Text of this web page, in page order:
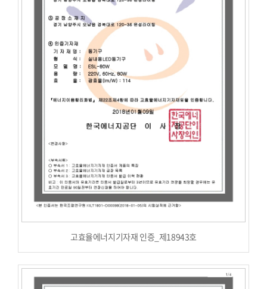
고효율에너지기자재 인증_제18943호